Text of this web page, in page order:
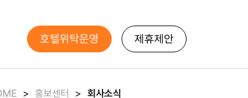
호텔위탁운영 제휴제안
> 홍보센터 > 회사소식